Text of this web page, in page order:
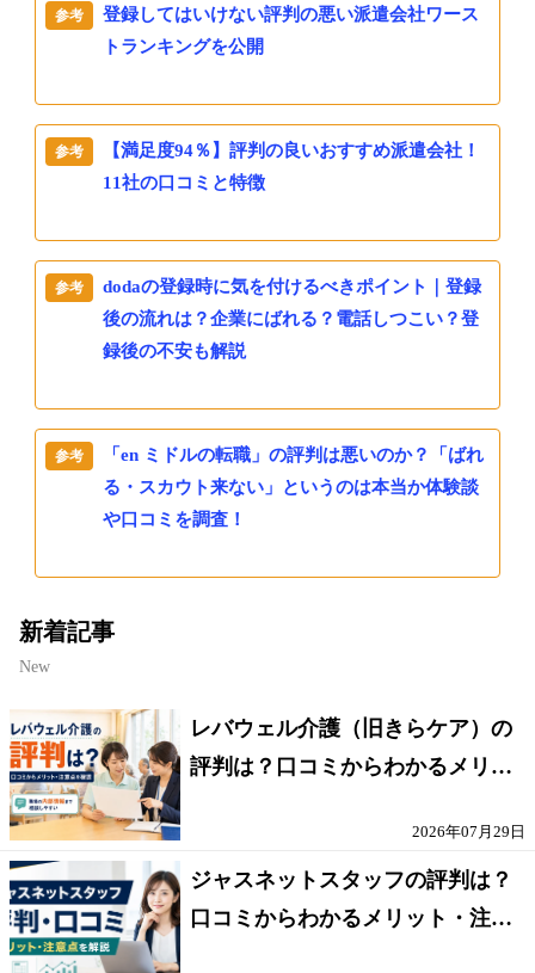
登録してはいけない評判の悪い派遣会社ワース
トランキングを公開
【満足度94％】評判の良いおすすめ派遣会社！
11社の口コミと特徴
dodaの登録時に気を付けるべきポイント｜登録
後の流れは？企業にばれる？電話しつこい？登
録後の不安も解説
「en ミドルの転職」の評判は悪いのか？「ばれ
る・スカウト来ない」というのは本当か体験談
や口コミを調査！
新着記事
New
レバウェル介護（旧きらケア）の
評判は？口コミからわかるメリッ
2026年07月29日
ジャスネットスタッフの評判は？
口コミからわかるメリット・注意